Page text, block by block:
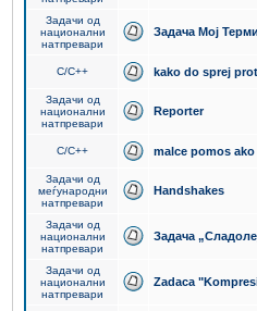
Задачи од
национални
натпревари
Задача Мој
C/C++ kako do sprej
Задачи од
национални
натпревари
Reporter
C/C++ malce pomos
Задачи од
меѓународни
натпревари
Handshakes
Задачи од
национални
натпревари
Задача
Задачи од
национални
натпревари
Zadaca